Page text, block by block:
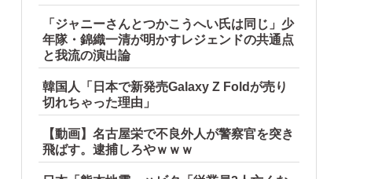
「ジャニーさんとつかこうへい氏は同じ」少
年隊・錦織一清が明かすレジェンドの共通点
と我流の演出論
韓国人「日本で新発売Galaxy Z Foldが売り
切れちゃった理由」
【動画】名古屋栄で不良外人が警察官を突き
飛ばす。逮捕しろやｗｗｗ